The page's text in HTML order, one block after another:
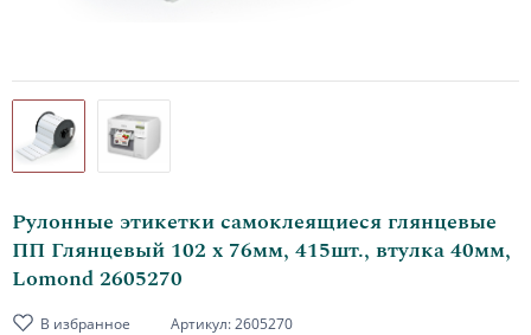
Рулонные этикетки самоклеящиеся глянцевые
ПП Глянцевый 102 х 76мм, 415шт., втулка 40мм,
Lomond 2605270
В избранное Артикул:2605270